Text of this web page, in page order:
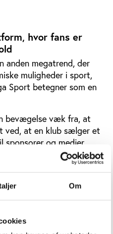
Om
hvor fans er
anden megatrend, der
muligheder i sport,
Sport betegner som en
bevægelse væk fra, at
ved, at en klub sælger et
og medier,
hen imod en
værdi bliver skabt i
er den amerikanske
og hele